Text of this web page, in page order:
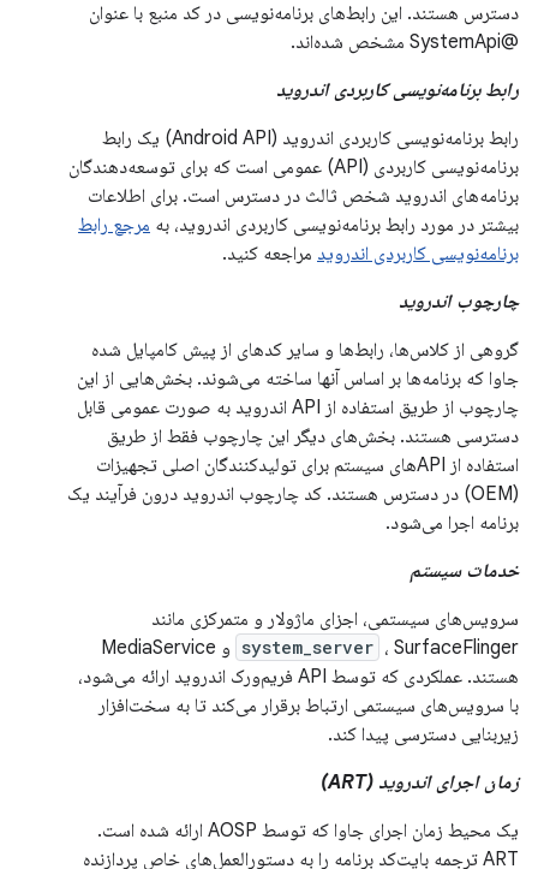
دسترس هستند. این رابط‌های برنامه‌نویسی در کد منبع با عنوان
@SystemApi مشخص شده‌اند.
رابط برنامه‌نویسی کاربردی اندروید
رابط برنامه‌نویسی کاربردی اندروید (Android API) یک رابط
برنامه‌نویسی کاربردی (API) عمومی است که برای توسعه‌دهندگان
برنامه‌های اندروید شخص ثالث در دسترس است. برای اطلاعات
بیشتر در مورد رابط برنامه‌نویسی کاربردی اندروید، به مرجع رابط
برنامه‌نویسی کاربردی اندروید مراجعه کنید.
چارچوب اندروید
گروهی از کلاس‌ها، رابط‌ها و سایر کدهای از پیش کامپایل شده
جاوا که برنامه‌ها بر اساس آنها ساخته می‌شوند. بخش‌هایی از این
چارچوب از طریق استفاده از API اندروید به صورت عمومی قابل
دسترسی هستند. بخش‌های دیگر این چارچوب فقط از طریق
استفاده از APIهای سیستم برای تولیدکنندگان اصلی تجهیزات
(OEM) در دسترس هستند. کد چارچوب اندروید درون فرآیند یک
برنامه اجرا می‌شود.
خدمات سیستم
سرویس‌های سیستمی، اجزای ماژولار و متمرکزی مانند
system_server
، SurfaceFlinger و MediaService
هستند. عملکردی که توسط API فریم‌ورک اندروید ارائه می‌شود،
با سرویس‌های سیستمی ارتباط برقرار می‌کند تا به سخت‌افزار
زیربنایی دسترسی پیدا کند.
زمان اجرای اندروید (ART)
یک محیط زمان اجرای جاوا که توسط AOSP ارائه شده است.
ART ترجمه بایت‌کد برنامه را به دستورالعمل‌های خاص پردازنده